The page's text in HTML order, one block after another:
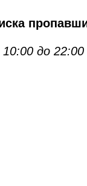
10:00 до 22:00